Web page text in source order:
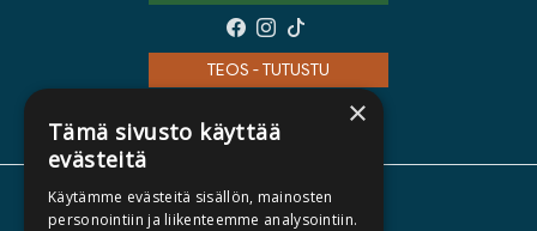
TEOS - TUTUSTU
TIETOA MEISTÄ
×
Tämä sivusto käyttää
evästeitä
Käytämme evästeitä sisällön, mainosten
personointiin ja liikenteemme analysointiin.